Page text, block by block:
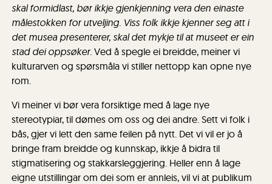
skal formidlast, bør ikkje gjenkjenning vera den einaste
målestokken for utveljing. Viss folk ikkje kjenner seg att i
det musea presenterer, skal det mykje til at museet er ein
stad dei oppsøker. Ved å spegle ei breidde, meiner vi
kulturarven og spørsmåla vi stiller nettopp kan opne nye
rom.
Vi meiner vi bør vera forsiktige med å lage nye
stereotypiar, til dømes om oss og dei andre. Sett vi folk i
bås, gjer vi lett den same feilen på nytt. Det vi vil er jo å
bringe fram breidde og kunnskap, ikkje å bidra til
stigmatisering og stakkarsleggjering. Heller enn å lage
eigne utstillingar om dei som er annleis, vil vi at publikum